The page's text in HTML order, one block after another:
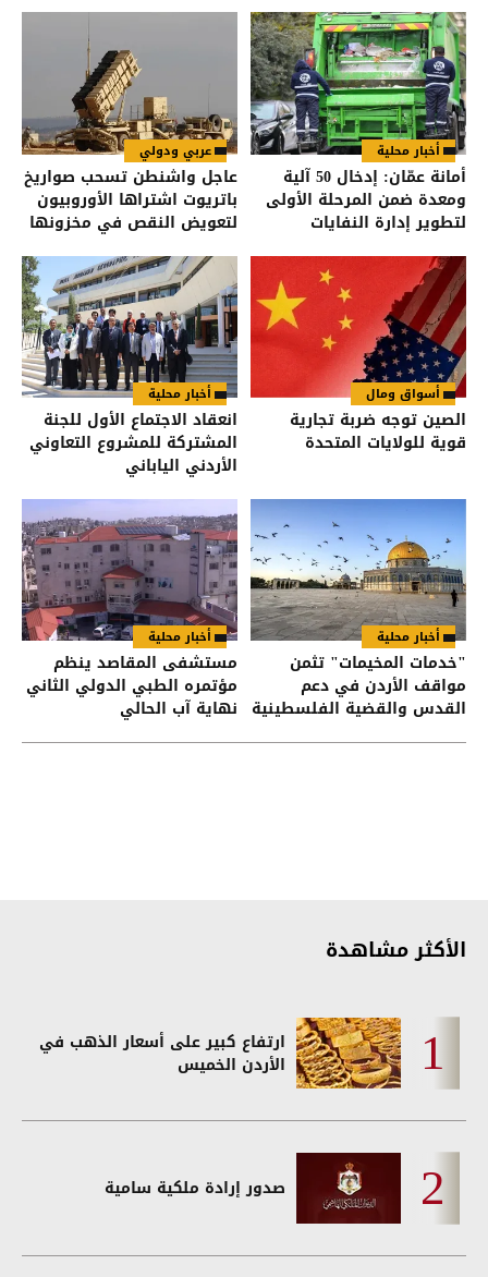
أخبار محلية
أمانة عمّان: إدخال 50 آلية
ومعدة ضمن المرحلة الأولى
لتطوير إدارة النفايات
عربي ودولي
عاجل واشنطن تسحب صواريخ
باتريوت اشتراها الأوروبيون
لتعويض النقص في مخزونها
أسواق ومال
الصين توجه ضربة تجارية
قوية للولايات المتحدة
أخبار محلية
انعقاد الاجتماع الأول للجنة
المشتركة للمشروع التعاوني
الأردني الياباني
أخبار محلية
"خدمات المخيمات" تثمن
مواقف الأردن في دعم
القدس والقضية الفلسطينية
أخبار محلية
مستشفى المقاصد ينظم
مؤتمره الطبي الدولي الثاني
نهاية آب الحالي
الأكثر مشاهدة
ارتفاع كبير على أسعار الذهب في
الأردن الخميس
صدور إرادة ملكية سامية